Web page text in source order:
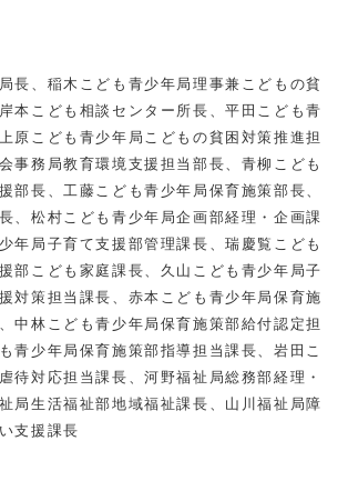
長、稲木こども青少年局理事兼こどもの貧
本こども相談センター所長、平田こども青
原こども青少年局こどもの貧困対策推進担
事務局教育環境支援担当部長、青柳こども
部長、工藤こども青少年局保育施策部長、
、松村こども青少年局企画部経理・企画課
年局子育て支援部管理課長、瑞慶覧こども
部こども家庭課長、久山こども青少年局子
対策担当課長、赤本こども青少年局保育施
中林こども青少年局保育施策部給付認定担
青少年局保育施策部指導担当課長、岩田こ
待対応担当課長、河野福祉局総務部経理・
局生活福祉部地域福祉課長、山川福祉局障
支援課長